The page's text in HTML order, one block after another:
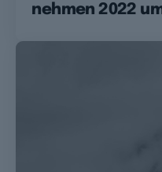
nehmen 2022